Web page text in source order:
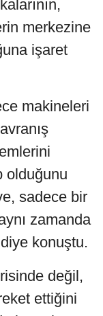
merkezine
işaret
makineleri
olduğunu
sadece bir
zamanda
diye konuştu.
değil,
ettiğini